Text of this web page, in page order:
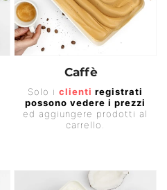
Caffè
Prezzo
di
Solo i clienti registrati
possono vedere i prezzi
ed aggiungere prodotti al
carrello.